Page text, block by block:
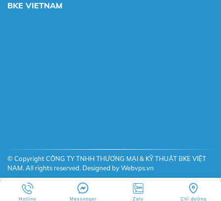
BKE VIETNAM
© Copyright CÔNG TY TNHH THƯƠNG MẠI & KỸ THUẬT BKE VIỆT
NAM. All rights reserved. Designed byWebvps.vn
Hotline Messenger Zalo Chỉ đường